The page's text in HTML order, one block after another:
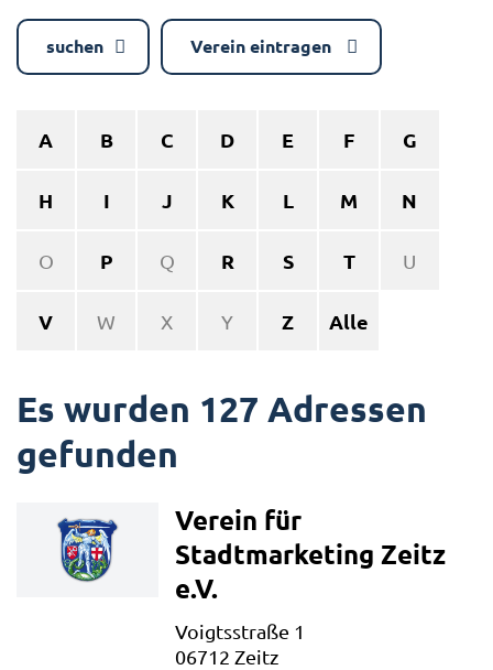
suchen Verein eintragen
A B C D E F G
H I J K L M N
O P Q R S T U
V W X Y Z Alle
Es wurden 127 Adressen
gefunden
Verein für
Stadtmarketing Zeitz
e.V.
Voigtsstraße 1
06712 Zeitz